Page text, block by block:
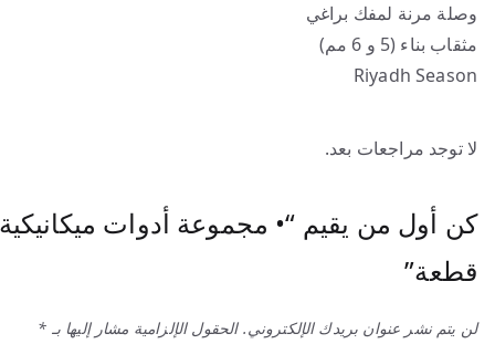
وصلة مرنة لمفك براغي
مثقاب بناء (5 و 6 مم)
Riyadh Season
لا توجد مراجعات بعد.
قطعة”
لن يتم نشر عنوان بريدك الإلكتروني. الحقول الإلزامية مشار إليها بـ *